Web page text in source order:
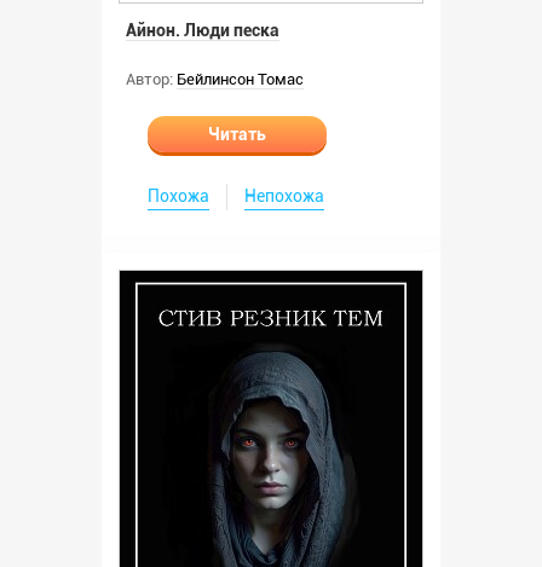
Айнон. Люди песка
Автор: Бейлинсон Томас
Читать
Похожа Непохожа